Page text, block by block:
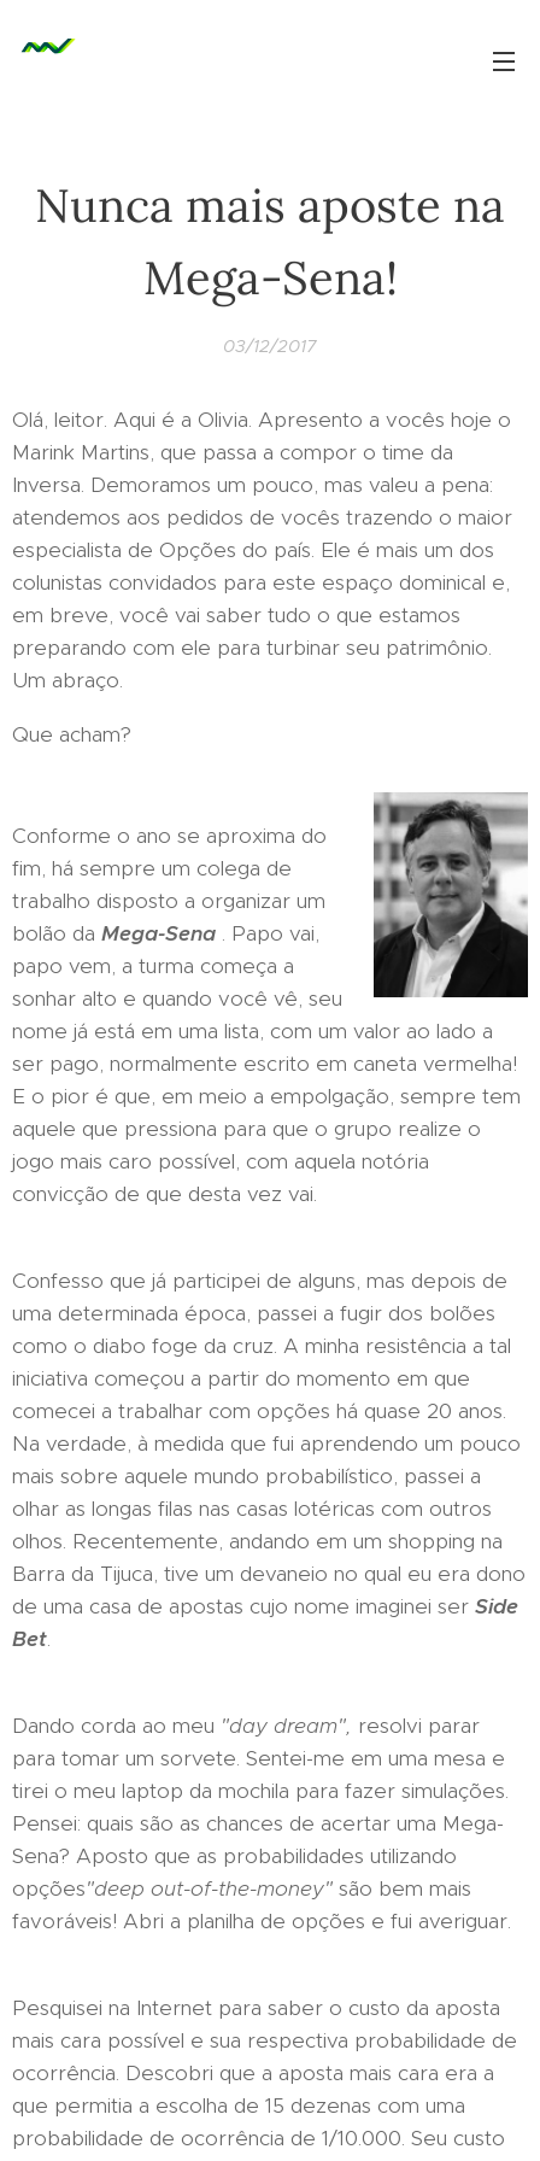
Nunca mais aposte na
Mega-Sena!
03/12/2017
Olá, leitor. Aqui é a Olivia. Apresento a vocês hoje o
Marink Martins, que passa a compor o time da
Inversa. Demoramos um pouco, mas valeu a pena:
atendemos aos pedidos de vocês trazendo o maior
especialista de Opções do país. Ele é mais um dos
colunistas convidados para este espaço dominical e,
em breve, você vai saber tudo o que estamos
preparando com ele para turbinar seu patrimônio.
Um abraço.
Que acham?
Conforme o ano se aproxima do
fim, há sempre um colega de
trabalho disposto a organizar um
bolão da Mega-Sena . Papo vai,
papo vem, a turma começa a
sonhar alto e quando você vê, seu
nome já está em uma lista, com um valor ao lado a
ser pago, normalmente escrito em caneta vermelha!
E o pior é que, em meio a empolgação, sempre tem
aquele que pressiona para que o grupo realize o
jogo mais caro possível, com aquela notória
convicção de que desta vez vai.
Confesso que já participei de alguns, mas depois de
uma determinada época, passei a fugir dos bolões
como o diabo foge da cruz. A minha resistência a tal
iniciativa começou a partir do momento em que
comecei a trabalhar com opções há quase 20 anos.
Na verdade, à medida que fui aprendendo um pouco
mais sobre aquele mundo probabilístico, passei a
olhar as longas filas nas casas lotéricas com outros
olhos. Recentemente, andando em um shopping na
Barra da Tijuca, tive um devaneio no qual eu era dono
de uma casa de apostas cujo nome imaginei ser Side
Bet.
Dando corda ao meu "day dream", resolvi parar
para tomar um sorvete. Sentei-me em uma mesa e
tirei o meu laptop da mochila para fazer simulações.
Pensei: quais são as chances de acertar uma Mega-
Sena? Aposto que as probabilidades utilizando
opções"deep out-of-the-money" são bem mais
favoráveis! Abri a planilha de opções e fui averiguar.
Pesquisei na Internet para saber o custo da aposta
mais cara possível e sua respectiva probabilidade de
ocorrência. Descobri que a aposta mais cara era a
que permitia a escolha de 15 dezenas com uma
probabilidade de ocorrência de 1/10.000. Seu custo